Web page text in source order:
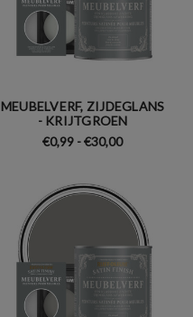
MEUBELVERF, ZIJDEGLANS
- KRIJTGROEN
€0,99 - €30,00